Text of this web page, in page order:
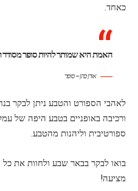
כאחד.
האמת היא שמותר להיות סופר מסודר
אורן כהן – סופר
לאהבי הספורט והטבע ניתן לבקר
ורכיבה באופניים בטבע היפה של
ספורטיבית וליהנות מהטבע.
בואו לבקר בבאר שבע ולחוות את
מציעה!